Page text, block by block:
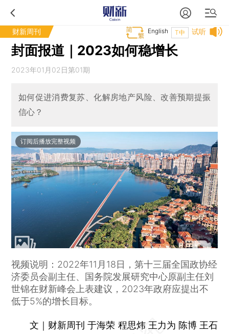
财新周刊 试听
T中
English
封面报道｜2023如何稳增长
2023年01月02日第01期
如何促进消费复苏、化解房地产风险、改善预期提振
信心？
订阅后播放完整视频
视频说明：2022年11月18日，第十三届全国政协经
济委员会副主任、国务院发展研究中心原副主任刘
世锦在财新峰会上表建议，2023年政府应提出不
低于5%的增长目标。
文｜财新周刊 于海荣 程思炜 王力为 陈博 王石